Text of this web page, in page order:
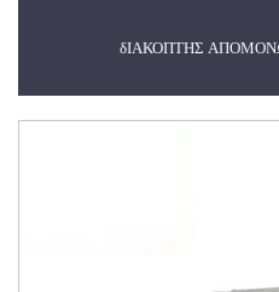
δΙΑΚΟΠΤΗΣ